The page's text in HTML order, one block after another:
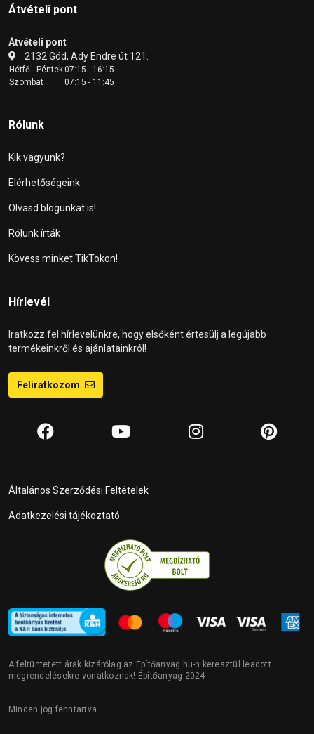
Átvételi pont
Átvételi pont
2132 Göd, Ady Endre út 121.
Hétfő - Péntek07:15 - 16:15
Szombat
07:15 - 11:45
Rólunk
Kik vagyunk?
Elérhetőségeink
Olvasd blogunkat is!
Rólunk írták
Kövess minket TikTokon!
Hírlevél
Iratkozz fel hírlevelünkre, hogy elsőként értesülj a legújabb
termékeinkről és ajánlatainkról!
Feliratkozom
Általános Szerződési Feltételek
Adatkezelési tájékoztató
A feltüntetett árak kizárólag az Építőanyag.hu-n keresztül leadott
megrendelésekre vonatkoznak! Építőanyag 2024
Minden jog fenntartva.